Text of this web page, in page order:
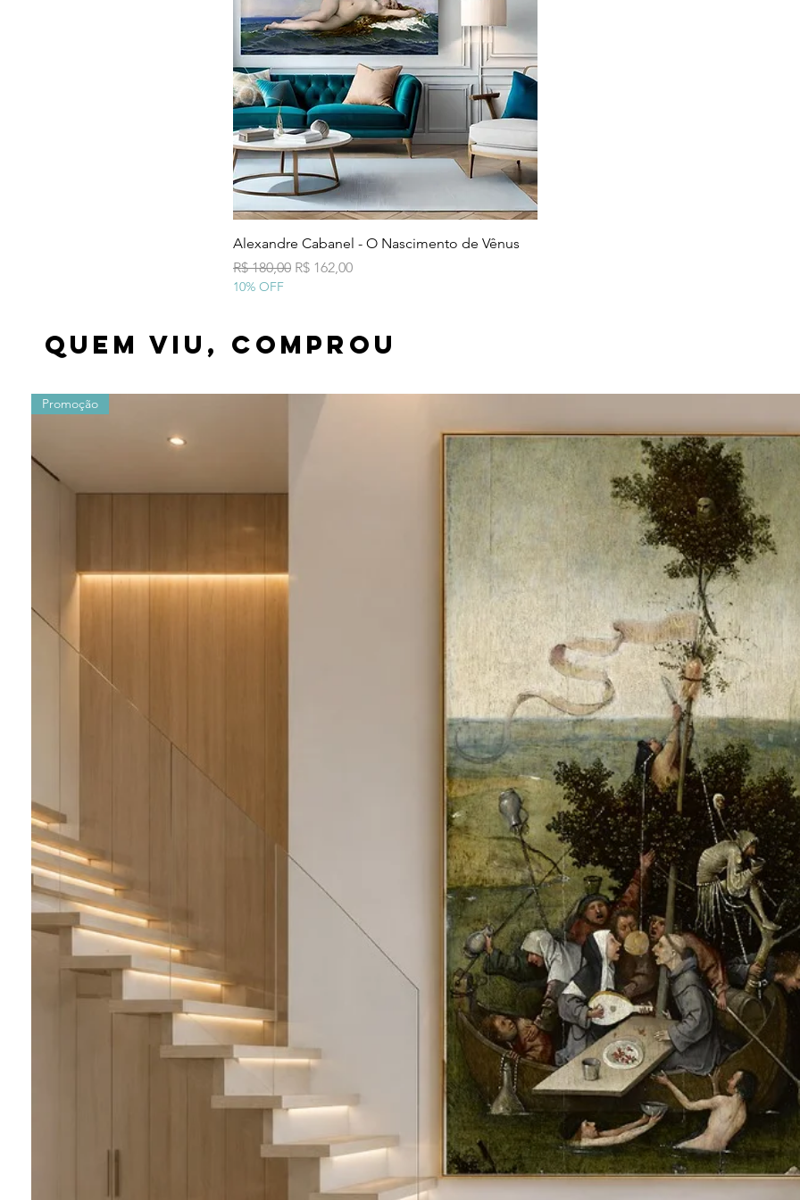
Visualização rápida
Alexandre Cabanel - O Nascimento de Vênus
Preço normal
R$ 180,00 Preço promocional
R$ 162,00
10% OFF
Quem viu, comprou
Promoção